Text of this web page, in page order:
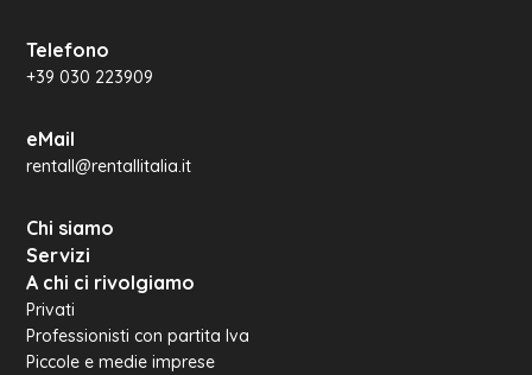
Telefono
+39 030 223909
eMail
rentall@rentallitalia.it
Chi siamo
Servizi
A chi ci rivolgiamo
Privati
Professionisti con partita Iva
Piccole e medie imprese